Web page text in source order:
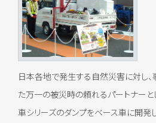
日本各地で発生する自然災害に対し、
た万一の被災時の頼れるパートナーと
車シリーズのダンプをベース車に開発